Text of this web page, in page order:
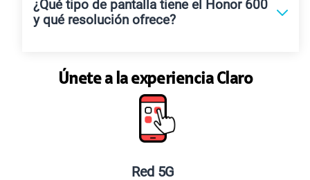
¿Qué tipo de pantalla tiene el Honor 600
y qué resolución ofrece?
Únete a la experiencia Claro